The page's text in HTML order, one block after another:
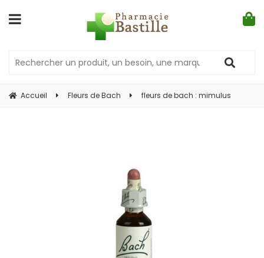
Accueil Fleurs de Bach fleurs de bach : mimulus